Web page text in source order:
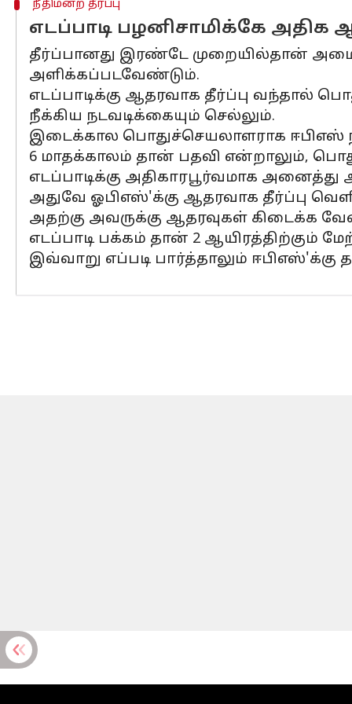
நீதிமன்ற தீர்ப்பு
எடப்பாடி பழனிசாமிக்கே
தீர்ப்பானது இரண்டே முறையில்தான்
அளிக்கப்படவேண்டும்.
எடப்பாடிக்கு ஆதரவாக தீர்ப்பு வந்தால்
நீக்கிய நடவடிக்கையும் செல்லும்.
இடைக்கால பொதுச்செயலாளராக ஈபிஎஸ்
6 மாதக்காலம் தான் பதவி என்றாலும்,
எடப்பாடிக்கு அதிகாரபூர்வமாக அனைத்து
அதுவே ஓபிஎஸ்'க்கு ஆதரவாக தீர்ப்பு
அதற்கு அவருக்கு ஆதரவுகள் கிடைக்க
எடப்பாடி பக்கம் தான் 2 ஆயிரத்திற்கும்
இவ்வாறு எப்படி பார்த்தாலும்